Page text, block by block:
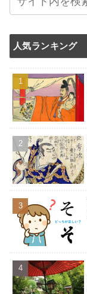
人気ランキング